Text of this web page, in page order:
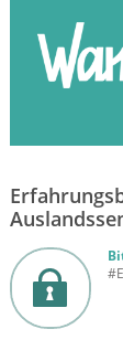
Startseite -